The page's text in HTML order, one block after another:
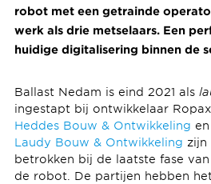
robot met een getrainde
werk als drie metselaars. Een
huidige digitalisering binnen de
Ballast Nedam is eind 2021 als
ingestapt bij ontwikkelaar
Heddes Bouw & Ontwikkeling en
Laudy Bouw & Ontwikkeling zijn
betrokken bij de laatste fase
de robot. De partijen hebben